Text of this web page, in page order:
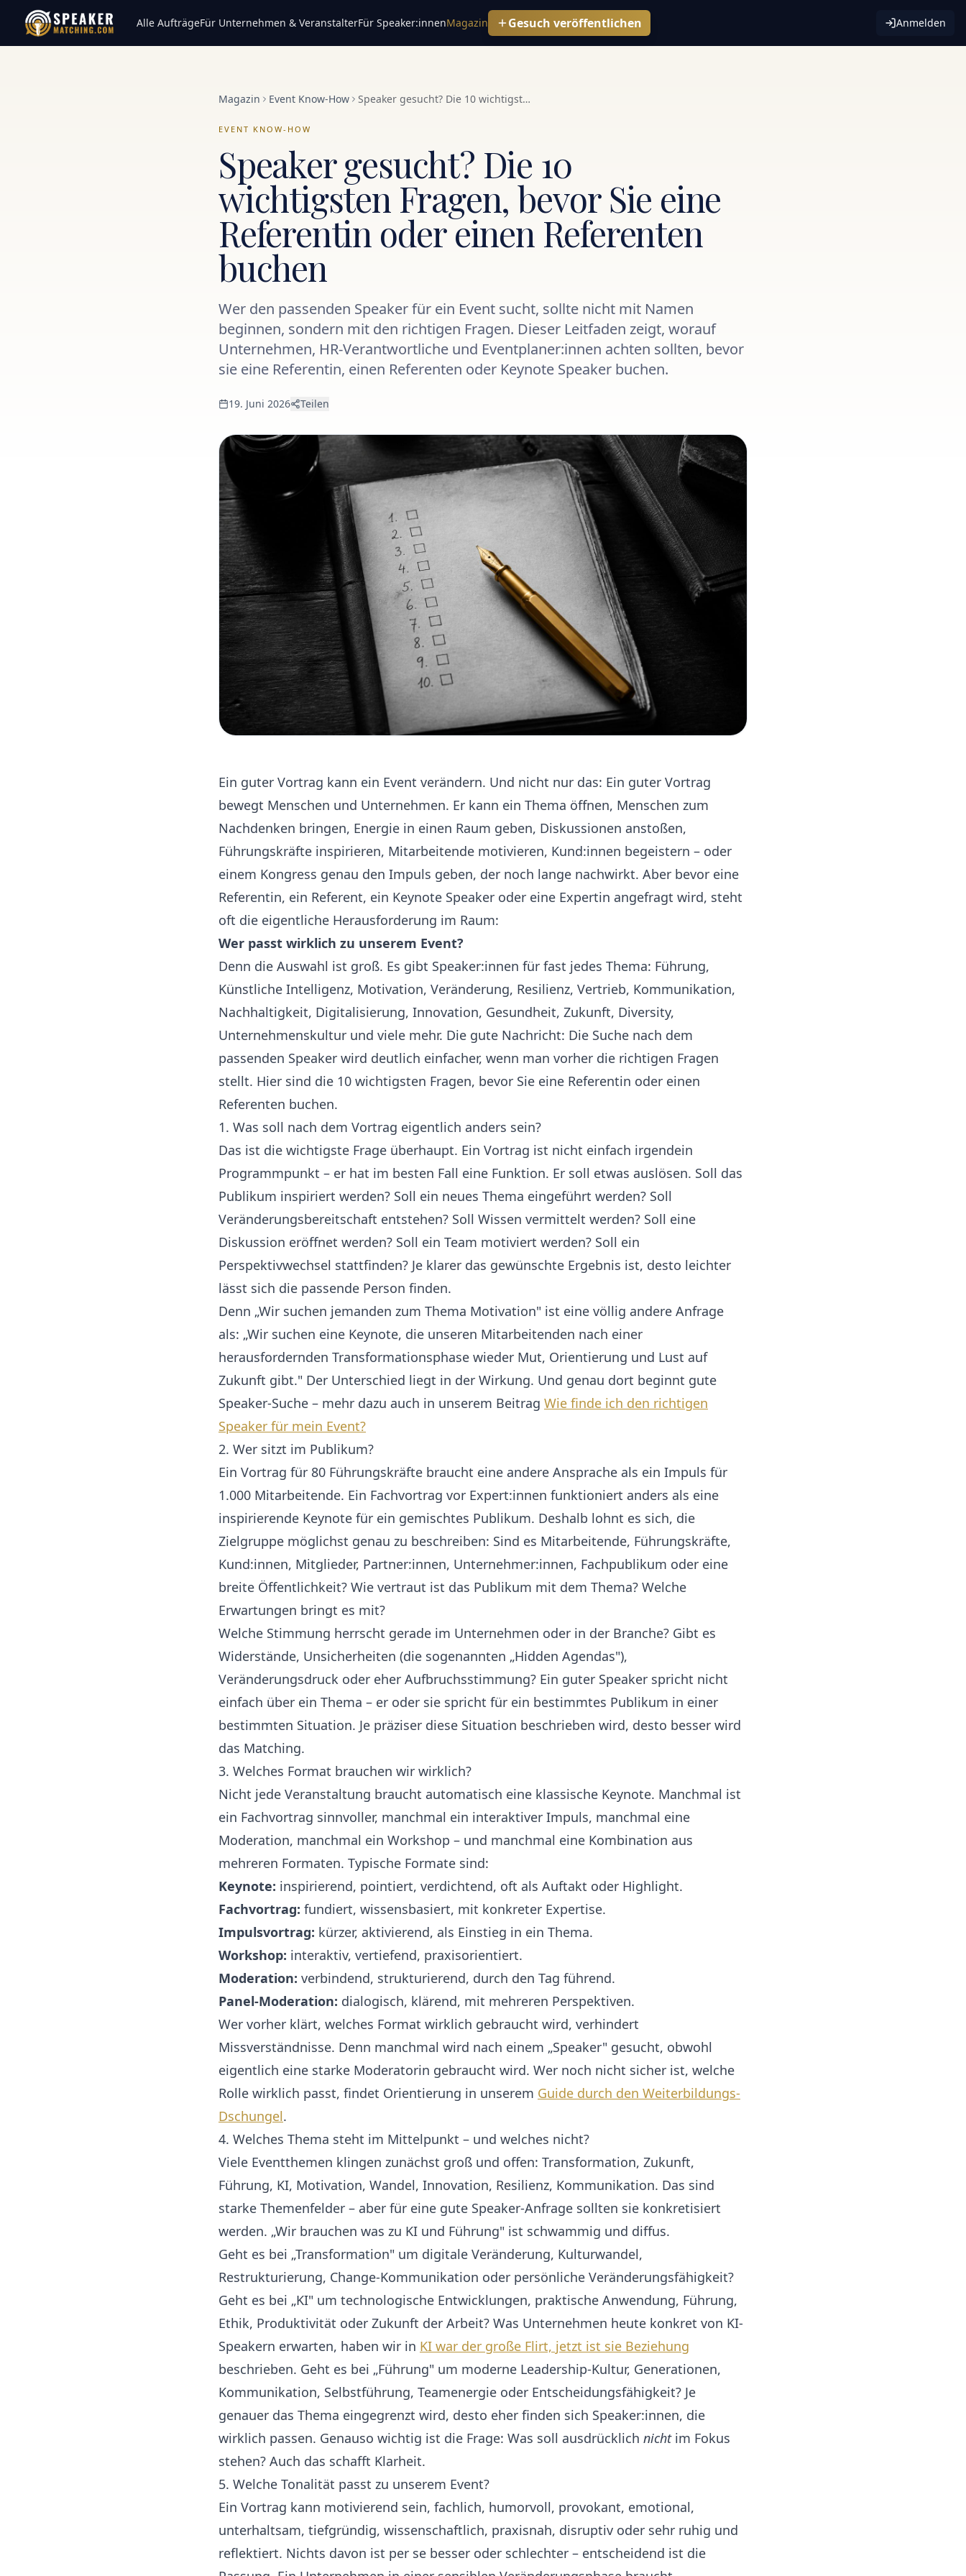
Alle AufträgeFür Unternehmen & VeranstalterFür Speaker:innenMagazin Gesuch veröffentlichen Anmelden
Magazin Event Know-How Speaker gesucht? Die 10 wichtigsten Fragen, bevor Sie eine Referentin oder einen Referenten buchen
EVENT KNOW-HOW
Speaker gesucht? Die 10
wichtigsten Fragen, bevor Sie eine
Referentin oder einen Referenten
buchen
Wer den passenden Speaker für ein Event sucht, sollte nicht mit Namen
beginnen, sondern mit den richtigen Fragen. Dieser Leitfaden zeigt, worauf
Unternehmen, HR-Verantwortliche und Eventplaner:innen achten sollten, bevor
sie eine Referentin, einen Referenten oder Keynote Speaker buchen.
19. Juni 2026 Teilen
Ein guter Vortrag kann ein Event verändern. Und nicht nur das: Ein guter Vortrag
bewegt Menschen und Unternehmen. Er kann ein Thema öffnen, Menschen zum
Nachdenken bringen, Energie in einen Raum geben, Diskussionen anstoßen,
Führungskräfte inspirieren, Mitarbeitende motivieren, Kund:innen begeistern – oder
einem Kongress genau den Impuls geben, der noch lange nachwirkt. Aber bevor eine
Referentin, ein Referent, ein Keynote Speaker oder eine Expertin angefragt wird, steht
oft die eigentliche Herausforderung im Raum:
Wer passt wirklich zu unserem Event?
Denn die Auswahl ist groß. Es gibt Speaker:innen für fast jedes Thema: Führung,
Künstliche Intelligenz, Motivation, Veränderung, Resilienz, Vertrieb, Kommunikation,
Nachhaltigkeit, Digitalisierung, Innovation, Gesundheit, Zukunft, Diversity,
Unternehmenskultur und viele mehr. Die gute Nachricht: Die Suche nach dem
passenden Speaker wird deutlich einfacher, wenn man vorher die richtigen Fragen
stellt. Hier sind die 10 wichtigsten Fragen, bevor Sie eine Referentin oder einen
Referenten buchen.
1. Was soll nach dem Vortrag eigentlich anders sein?
Das ist die wichtigste Frage überhaupt. Ein Vortrag ist nicht einfach irgendein
Programmpunkt – er hat im besten Fall eine Funktion. Er soll etwas auslösen. Soll das
Publikum inspiriert werden? Soll ein neues Thema eingeführt werden? Soll
Veränderungsbereitschaft entstehen? Soll Wissen vermittelt werden? Soll eine
Diskussion eröffnet werden? Soll ein Team motiviert werden? Soll ein
Perspektivwechsel stattfinden? Je klarer das gewünschte Ergebnis ist, desto leichter
lässt sich die passende Person finden.
Denn „Wir suchen jemanden zum Thema Motivation" ist eine völlig andere Anfrage
als: „Wir suchen eine Keynote, die unseren Mitarbeitenden nach einer
herausfordernden Transformationsphase wieder Mut, Orientierung und Lust auf
Zukunft gibt." Der Unterschied liegt in der Wirkung. Und genau dort beginnt gute
Speaker-Suche – mehr dazu auch in unserem Beitrag Wie finde ich den richtigen
Speaker für mein Event?
2. Wer sitzt im Publikum?
Ein Vortrag für 80 Führungskräfte braucht eine andere Ansprache als ein Impuls für
1.000 Mitarbeitende. Ein Fachvortrag vor Expert:innen funktioniert anders als eine
inspirierende Keynote für ein gemischtes Publikum. Deshalb lohnt es sich, die
Zielgruppe möglichst genau zu beschreiben: Sind es Mitarbeitende, Führungskräfte,
Kund:innen, Mitglieder, Partner:innen, Unternehmer:innen, Fachpublikum oder eine
breite Öffentlichkeit? Wie vertraut ist das Publikum mit dem Thema? Welche
Erwartungen bringt es mit?
Welche Stimmung herrscht gerade im Unternehmen oder in der Branche? Gibt es
Widerstände, Unsicherheiten (die sogenannten „Hidden Agendas"),
Veränderungsdruck oder eher Aufbruchsstimmung? Ein guter Speaker spricht nicht
einfach über ein Thema – er oder sie spricht für ein bestimmtes Publikum in einer
bestimmten Situation. Je präziser diese Situation beschrieben wird, desto besser wird
das Matching.
3. Welches Format brauchen wir wirklich?
Nicht jede Veranstaltung braucht automatisch eine klassische Keynote. Manchmal ist
ein Fachvortrag sinnvoller, manchmal ein interaktiver Impuls, manchmal eine
Moderation, manchmal ein Workshop – und manchmal eine Kombination aus
mehreren Formaten. Typische Formate sind:
Keynote: inspirierend, pointiert, verdichtend, oft als Auftakt oder Highlight.
Fachvortrag: fundiert, wissensbasiert, mit konkreter Expertise.
Impulsvortrag: kürzer, aktivierend, als Einstieg in ein Thema.
Workshop: interaktiv, vertiefend, praxisorientiert.
Moderation: verbindend, strukturierend, durch den Tag führend.
Panel-Moderation: dialogisch, klärend, mit mehreren Perspektiven.
Wer vorher klärt, welches Format wirklich gebraucht wird, verhindert
Missverständnisse. Denn manchmal wird nach einem „Speaker" gesucht, obwohl
eigentlich eine starke Moderatorin gebraucht wird. Wer noch nicht sicher ist, welche
Rolle wirklich passt, findet Orientierung in unserem Guide durch den Weiterbildungs-
Dschungel.
4. Welches Thema steht im Mittelpunkt – und welches nicht?
Viele Eventthemen klingen zunächst groß und offen: Transformation, Zukunft,
Führung, KI, Motivation, Wandel, Innovation, Resilienz, Kommunikation. Das sind
starke Themenfelder – aber für eine gute Speaker-Anfrage sollten sie konkretisiert
werden. „Wir brauchen was zu KI und Führung" ist schwammig und diffus.
Geht es bei „Transformation" um digitale Veränderung, Kulturwandel,
Restrukturierung, Change-Kommunikation oder persönliche Veränderungsfähigkeit?
Geht es bei „KI" um technologische Entwicklungen, praktische Anwendung, Führung,
Ethik, Produktivität oder Zukunft der Arbeit? Was Unternehmen heute konkret von KI-
Speakern erwarten, haben wir in KI war der große Flirt, jetzt ist sie Beziehung
beschrieben. Geht es bei „Führung" um moderne Leadership-Kultur, Generationen,
Kommunikation, Selbstführung, Teamenergie oder Entscheidungsfähigkeit? Je
genauer das Thema eingegrenzt wird, desto eher finden sich Speaker:innen, die
wirklich passen. Genauso wichtig ist die Frage: Was soll ausdrücklich nichtim Fokus
stehen? Auch das schafft Klarheit.
5. Welche Tonalität passt zu unserem Event?
Ein Vortrag kann motivierend sein, fachlich, humorvoll, provokant, emotional,
unterhaltsam, tiefgründig, wissenschaftlich, praxisnah, disruptiv oder sehr ruhig und
reflektiert. Nichts davon ist per se besser oder schlechter – entscheidend ist die